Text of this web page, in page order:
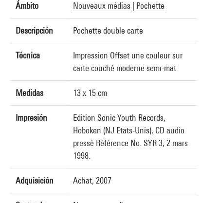
Ámbito Nouveaux médias Pochette
Descripción Pochette double carte
Técnica
Impression Offset une couleur sur
carte couché moderne semi-mat
Medidas 13 x 15 cm
Impresión
Edition Sonic Youth Records,
Hoboken (NJ Etats-Unis), CD audio
pressé Référence No. SYR 3, 2 mars
1998.
Adquisición Achat, 2007